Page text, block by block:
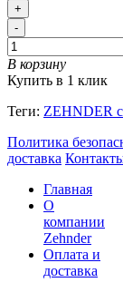
+
-
В корзину
Купить в 1 клик
Теги: ZEHNDER
Политика
доставка
Главная
О
компании
Zehnder
Оплата и
доставка